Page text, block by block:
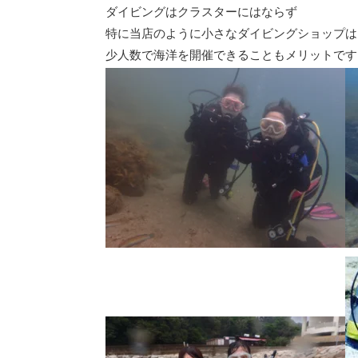
ダイビングはクラスターにはならず
特に当店のように小さなダイビングショップは
少人数で海洋を開催できることもメリットで